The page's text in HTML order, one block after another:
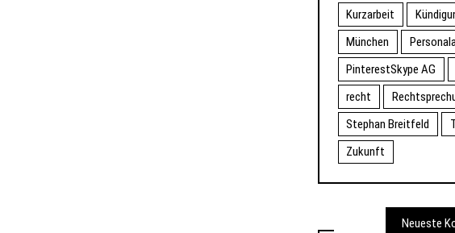
Kurzarbeit
München
PinterestSkype AG
recht
Stephan Breitfeld
Zukunft
Neueste